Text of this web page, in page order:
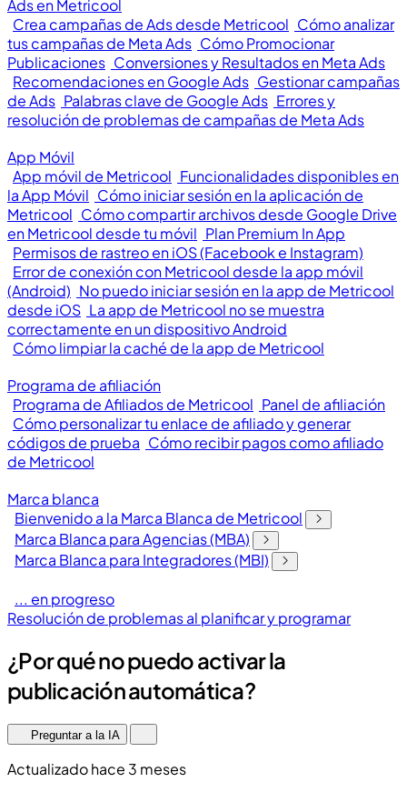
Ads en Metricool
Crea campañas de Ads desde Metricool Cómo analizar
tus campañas de Meta Ads Cómo Promocionar
Publicaciones Conversiones y Resultados en Meta Ads
Recomendaciones en Google Ads Gestionar campañas
de Ads Palabras clave de Google Ads Errores y
resolución de problemas de campañas de Meta Ads
App Móvil
App móvil de Metricool Funcionalidades disponibles en
la App Móvil Cómo iniciar sesión en la aplicación de
Metricool Cómo compartir archivos desde Google Drive
en Metricool desde tu móvil Plan Premium In App
Permisos de rastreo en iOS (Facebook e Instagram)
Error de conexión con Metricool desde la app móvil
(Android) No puedo iniciar sesión en la app de Metricool
desde iOS La app de Metricool no se muestra
correctamente en un dispositivo Android
Cómo limpiar la caché de la app de Metricool
Programa de afiliación
Programa de Afiliados de Metricool Panel de afiliación
Cómo personalizar tu enlace de afiliado y generar
códigos de prueba Cómo recibir pagos como afiliado
de Metricool
Marca blanca
Bienvenido a la Marca Blanca de Metricool
Marca Blanca para Agencias (MBA)
Marca Blanca para Integradores (MBI)
... en progreso
Resolución de problemas al planificar y programar
¿Por qué no puedo activar la
publicación automática?
Preguntar a la IA
Actualizado hace 3 meses